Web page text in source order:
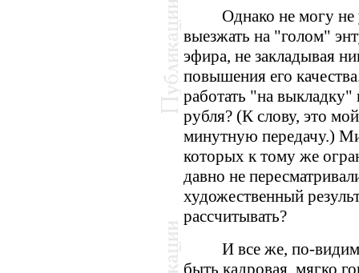
Однако не могу не
выезжать на "голом"
эфира, не закладывая
повышения его
работать "на
рубля? (К слову, это
минутную передачу.)
которых к тому же
давно не
художественный
рассчитывать?
И все же, по-
быть кадровая, мягко